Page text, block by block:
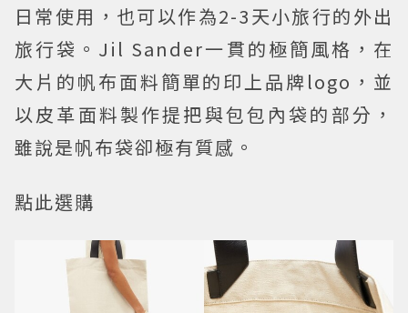
日常使用，也可以作為2-3天小旅行的外出
旅行袋。Jil Sander一貫的極簡風格，在
大片的帆布面料簡單的印上品牌logo，並
以皮革面料製作提把與包包內袋的部分，
雖說是帆布袋卻極有質感。
點此選購